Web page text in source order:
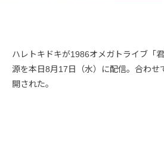
ハレトキドキが1986オメガトライブ「
源を本日8月17日（水）に配信。合わせ
開された。